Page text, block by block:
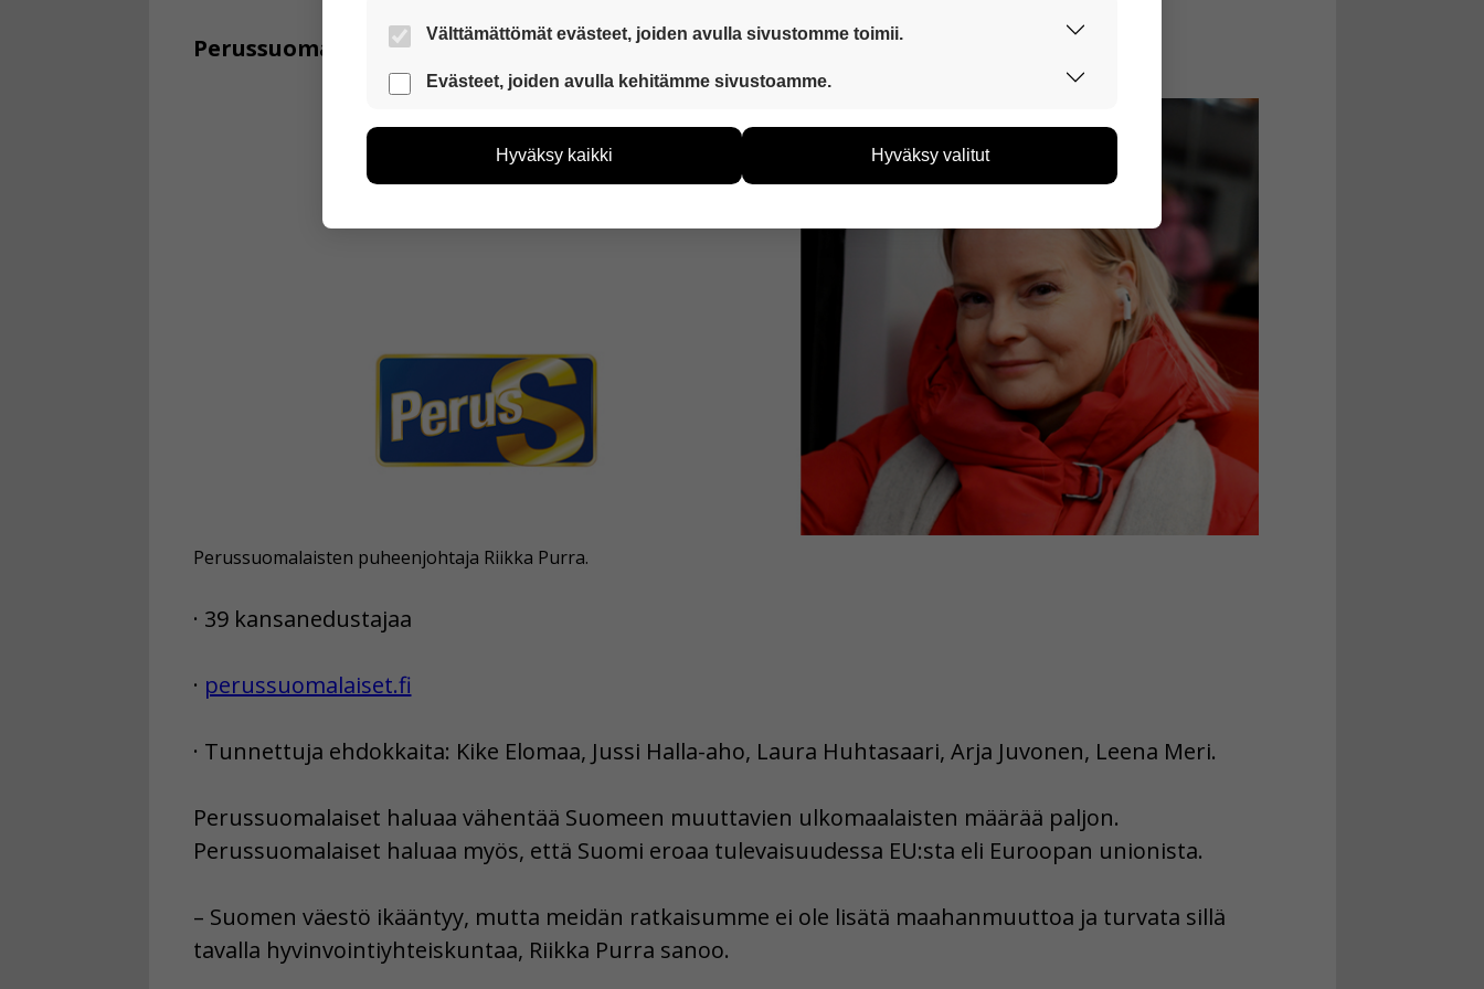
Perussuomalaiset (PS)
Perussuomalaisten puheenjohtaja Riikka Purra.
· 39 kansanedustajaa
· perussuomalaiset.fi
· Tunnettuja ehdokkaita: Kike Elomaa, Jussi Halla-aho, Laura Huhtasaari, Arja Juvonen, Leena Meri.
Perussuomalaiset haluaa vähentää Suomeen muuttavien ulkomaalaisten määrää paljon.
Perussuomalaiset haluaa myös, että Suomi eroaa tulevaisuudessa EU:sta eli Euroopan unionista.
– Suomen väestö ikääntyy, mutta meidän ratkaisumme ei ole lisätä maahanmuuttoa ja turvata sillä
tavalla hyvinvointiyhteiskuntaa, Riikka Purra sanoo.
Välttämättömät evästeet, joiden avulla sivustomme toimii.
Nämä evästeet ovat aina käytössä, jotta sivustoamme voi käyttää sujuvasti ja turvallisesti.
Evästeet, joiden avulla kehitämme sivustoamme.
voimme kehittää sivustoamme vastaamaan paremmin käyttäjien tarpeita. Tietoa kerätään
esimerkiksi kävijämääristä ja siitä, mitä sivuja käytetään ja miten sivuilla liikutaan. Emme
kuitenkaan kerää henkilötietoja kuten nimiä, eikä tietoja voi yhdistää yksittäiseen
Hyväksy kaikki Hyväksy valitut